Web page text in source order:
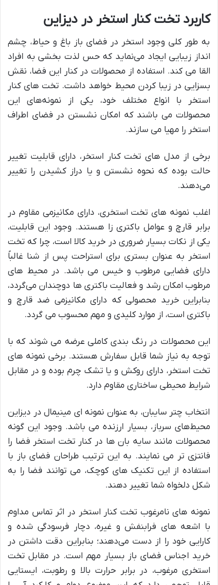
کاربرد تخت کنار استخر در دیزاین
به طور کلی وجود استخر در فضای باز باغ و حیاط، چشم
انداز زیبایی ایجاد می‌نماید که حس لذت بخشی به افراد
القا می کند. استفاده از محصولات در کنار این فضا، نقش
بسزایی در زیبا کردن محیط خواهد داشت. تخت های کنار
استخر با انواع مختلف خود، یکی از نمونه‌های این
محصولات می باشند که امکان نشستن در فضای اطراف
استخر را مهیا می سازند.
برخی از مدل های تخت کنار استخر، دارای قابلیت تغییر
حالت بوده که نحوه نشستن و یا دراز کشیدن را تغییر
می‌دهند.
اغلب نمونه های تخت استخری، دارای مکانیزمی مقاوم در
برابر قارچ و عوامل باکتری زا هستند. وجود این قابلیت،
یکی از نکات بسیار ضروری در خرید کالا است، چرا که تخت
استخر به عنوان بستری برای استراحت پس از شنا غالباً
دارای فضایی مرطوب و خیس می باشد. در محیط های
مرطوب امکان رشد و فعالیت باکتری ها دوچندان می‌گردد،
بنابراین خرید محصولی که دارای مکانیزمی ضد قارچ و
باکتری است، از موارد کلیدی و مهم محسوب می گردد.
این محصولات در رنگ بندی کاملی عرضه می شوند که با
توجه به نیاز شما قابل سفارش هستند. برخی نمونه های
تخت استخر، دارای روکش و یا تشک چرم بوده و در مقابل
شرایط محیطی ساختاری مقاوم دارد.
انتخاب چتر سایبان، به ‌عنوان نمونه‌ ای مینیمال در دیزاین
محیط‌های سرباز، بسیار ارزنده می باشد. وجود این گونه
محصولات مانند سایه بان ها در کنار تخت استخر فضا را
فانتزی تر می نمایند. به این ترتیب طراحان فضای باز با
استفاده از این تکنیک های کوچک، می توانند فضا را به
شکل دلخواه شما تغییر دهند.
نمونه های نامرغوب تخت کنار استخر در اثر تماس مداوم
با اشعه های فرابنفش و غیره، دچار فرسودگی شده و
کارایی خود را از دست می‌دهند؛ بنابراین دقت داشتن در
خرید اجناس فضای باز بسیار مهم است. در مقابل تخت
استخری مرغوب، در برابر حرارت بالا و رطوبت، ایستایی